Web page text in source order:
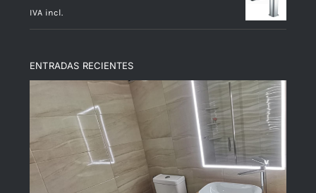
IVA incl.
ENTRADAS RECIENTES